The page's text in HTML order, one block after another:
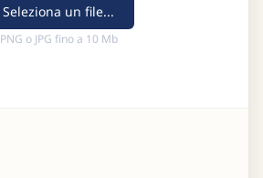
Seleziona un file...
PNG o JPG fino a 10 Mb